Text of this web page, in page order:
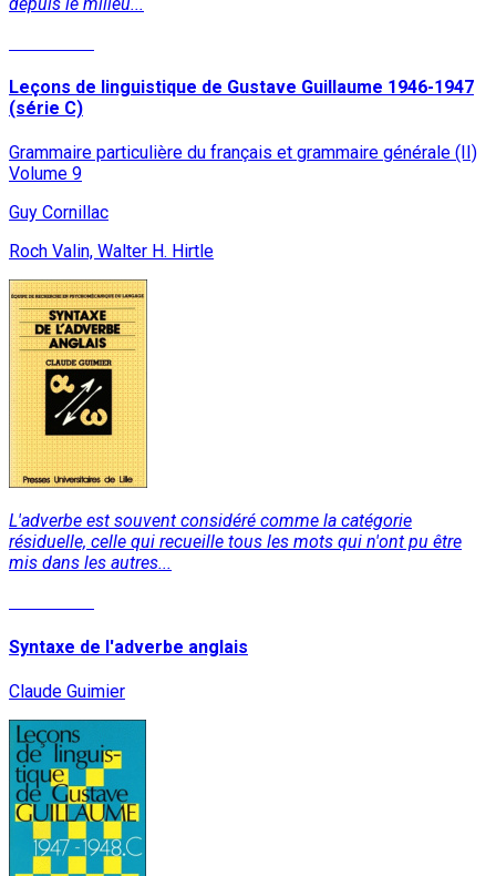
Leçons de linguistique de Gustave Guillaume 1946-1947
(série C)
Grammaire particulière du français et grammaire générale (II)
Volume 9
Guy Cornillac
Roch Valin, Walter H. Hirtle
L'adverbe est souvent considéré comme la catégorie
résiduelle, celle qui recueille tous les mots qui n'ont pu être
mis dans les autres...
Syntaxe de l'adverbe anglais
Claude Guimier